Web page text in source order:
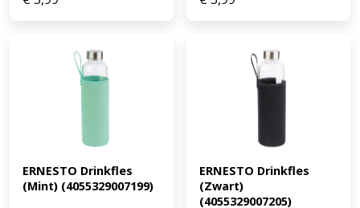
ERNESTO Drinkfles
(Mint) (4055329007199)
ERNESTO Drinkfles
(Zwart)
(4055329007205)